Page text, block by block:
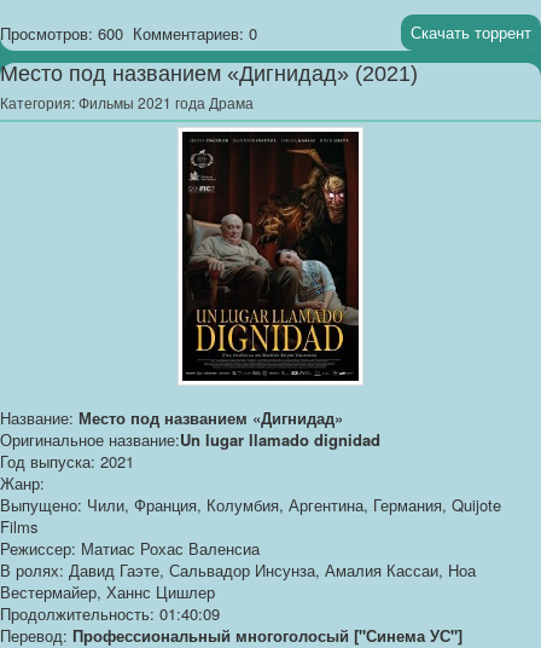
Просмотров: 600 Комментариев: 0 Скачать торрент
Место под названием «Дигнидад» (2021)
Категория:Фильмы 2021 года Драма
Название: Место под названием «Дигнидад»
Оригинальное название:Un lugar llamado dignidad
Год выпуска: 2021
Жанр:
Выпущено: Чили, Франция, Колумбия, Аргентина, Германия, Quijote
Films
Режиссер: Матиас Рохас Валенсиа
В ролях: Давид Гаэте, Сальвадор Инсунза, Амалия Кассаи, Ноа
Вестермайер, Ханнс Цишлер
Продолжительность: 01:40:09
Перевод: Профессиональный многоголосый ["Синема УС"]